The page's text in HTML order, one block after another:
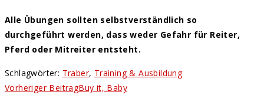
Alle Übungen sollten selbstverständlich so
durchgeführt werden, dass weder Gefahr für Reiter,
Pferd oder Mitreiter entsteht.
Schlagwörter: Traber, Training & Ausbildung
Weitere
Vorheriger BeitragBuy it, Baby